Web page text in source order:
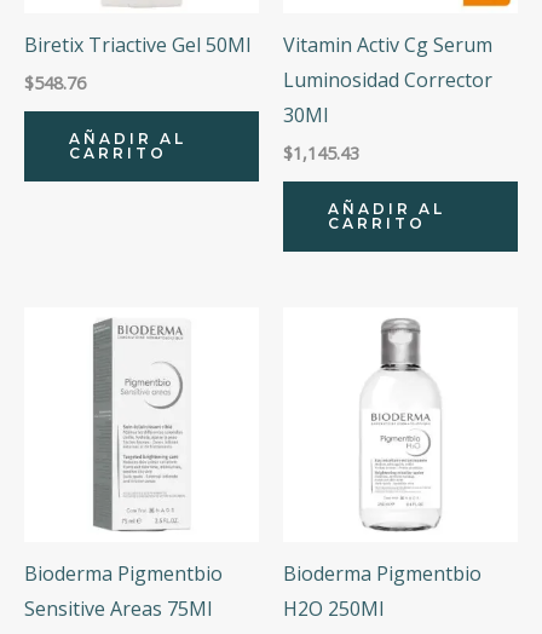
Biretix Triactive Gel 50Ml
$548.76
AÑADIR AL
CARRITO
Vitamin Activ Cg Serum
Luminosidad Corrector
30Ml
$1,145.43
AÑADIR AL
CARRITO
Bioderma Pigmentbio
Sensitive Areas 75Ml
Bioderma Pigmentbio
H2O 250Ml